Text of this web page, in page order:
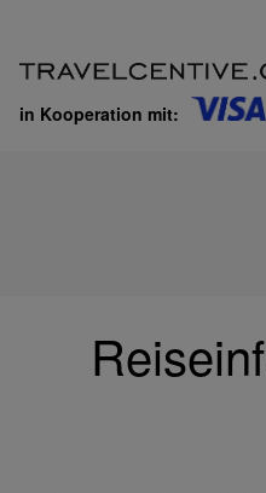
in Kooperation mit: